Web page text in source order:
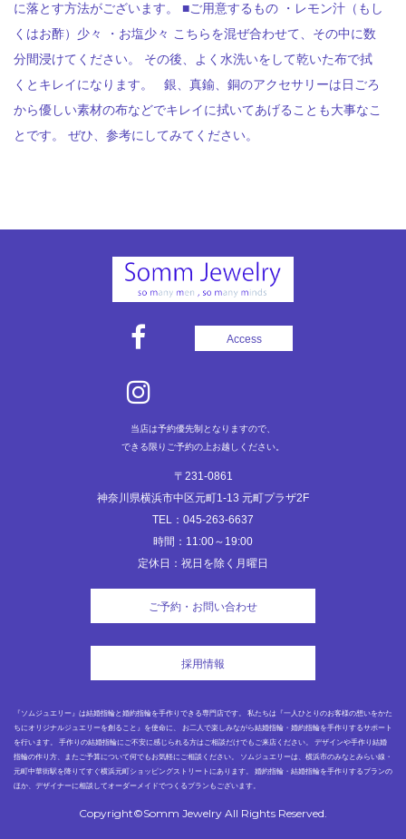
に落とす方法がございます。 ■ご用意するもの ・レモン汁（もし
くはお酢）少々 ・お塩少々 こちらを混ぜ合わせて、その中に数
分間浸けてください。 その後、よく水洗いをして乾いた布で拭
くとキレイになります。 銀、真鍮、銅のアクセサリーは日ごろ
から優しい素材の布などでキレイに拭いてあげることも大事なこ
とです。 ぜひ、参考にしてみてください。
Access
当店は予約優先制となりますので、
できる限りご予約の上お越しください。
〒231-0861
神奈川県横浜市中区元町1-13 元町プラザ2F
TEL：045-263-6637
時間：11:00～19:00
定休日：祝日を除く月曜日
ご予約・お問い合わせ
採用情報
『ソムジュエリー』は結婚指輪と婚約指輪を手作りできる専門店です。 私たちは『一人ひとりのお客様の想いをかた
ちにオリジナルジュエリーを創ること』を使命に、 お二人で楽しみながら結婚指輪・婚約指輪を手作りするサポート
を行います。 手作りの結婚指輪にご不安に感じられる方はご相談だけでもご来店ください。 デザインや手作り結婚
指輪の作り方、またご予算について何でもお気軽にご相談ください。 ソムジュエリーは、横浜市のみなとみらい線・
元町中華街駅を降りてすぐ横浜元町ショッピングストリートにあります。 婚約指輪・結婚指輪を手作りするプランの
ほか、デザイナーに相談してオーダーメイドでつくるプランもございます。
Copyright©Somm Jewelry All Rights Reserved.